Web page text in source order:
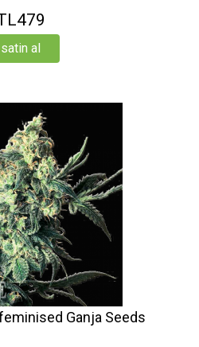
satin al
Ganja Seeds